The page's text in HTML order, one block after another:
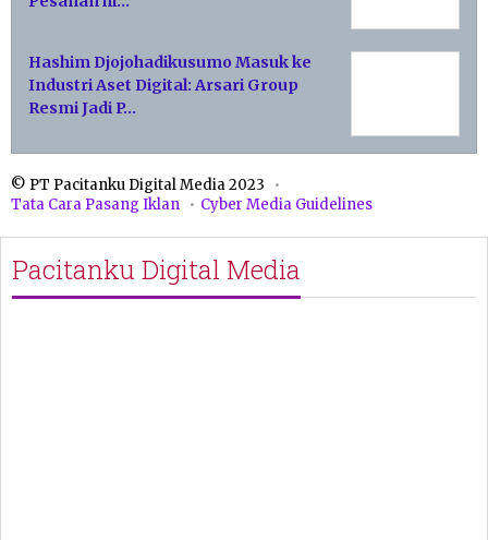
Hashim Djojohadikusumo Masuk ke
Industri Aset Digital: Arsari Group
Resmi Jadi P…
© PT Pacitanku Digital Media 2023
Tata Cara Pasang Iklan
Cyber Media Guidelines
Pacitanku Digital Media